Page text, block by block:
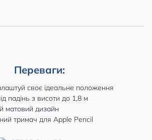
Переваги:
своє ідеальне положення
падінь з висоти до 1,8 м
матовий дизайн
тримач для Apple Pencil